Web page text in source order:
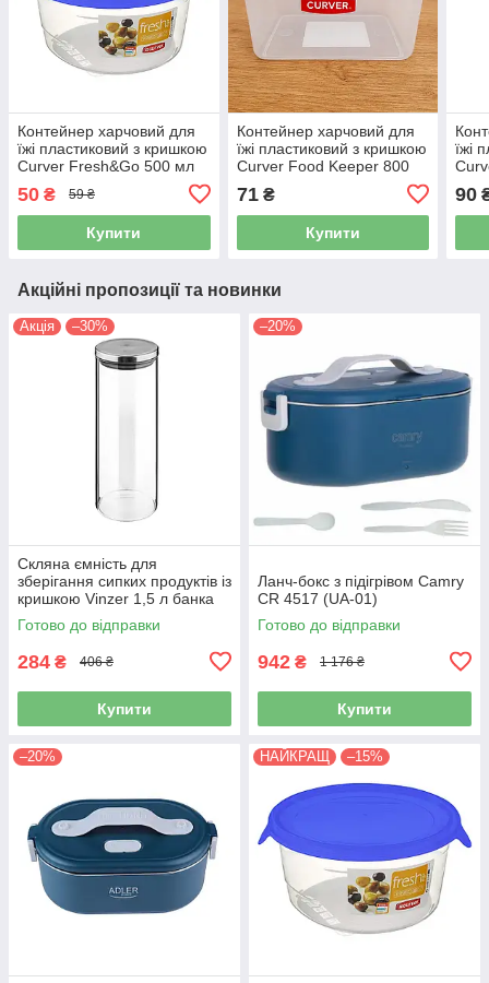
Контейнер харчовий для
їжі пластиковий з кришкою
Curver Fresh&Go 500 мл
50 ₴ 59 ₴
Купити
Контейнер харчовий для
їжі пластиковий з кришкою
Curver Food Keeper 800
71₴
Купити
їжі
90
Акційні пропозиції та новинки
Акція –30%
Скляна ємність для
зберігання сипких продуктів із
кришкою Vinzer 1,5 л банка
для круп і спецій 50237
Готово до відправки
284 ₴ 406 ₴
Купити
–20%
Ланч-бокс з підігрівом Camry
CR 4517 (UA-01)
Готово до відправки
942 ₴ 1 176 ₴
Купити
–20% НАЙКРАЩ –15%